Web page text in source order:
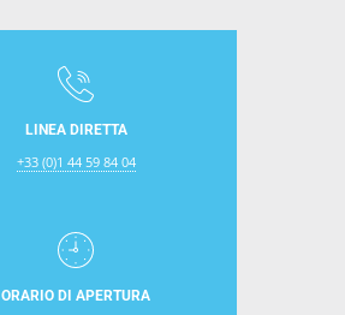
LINEA DIRETTA
+33 (0)1 44 59 84 04
ORARIO DI APERTURA